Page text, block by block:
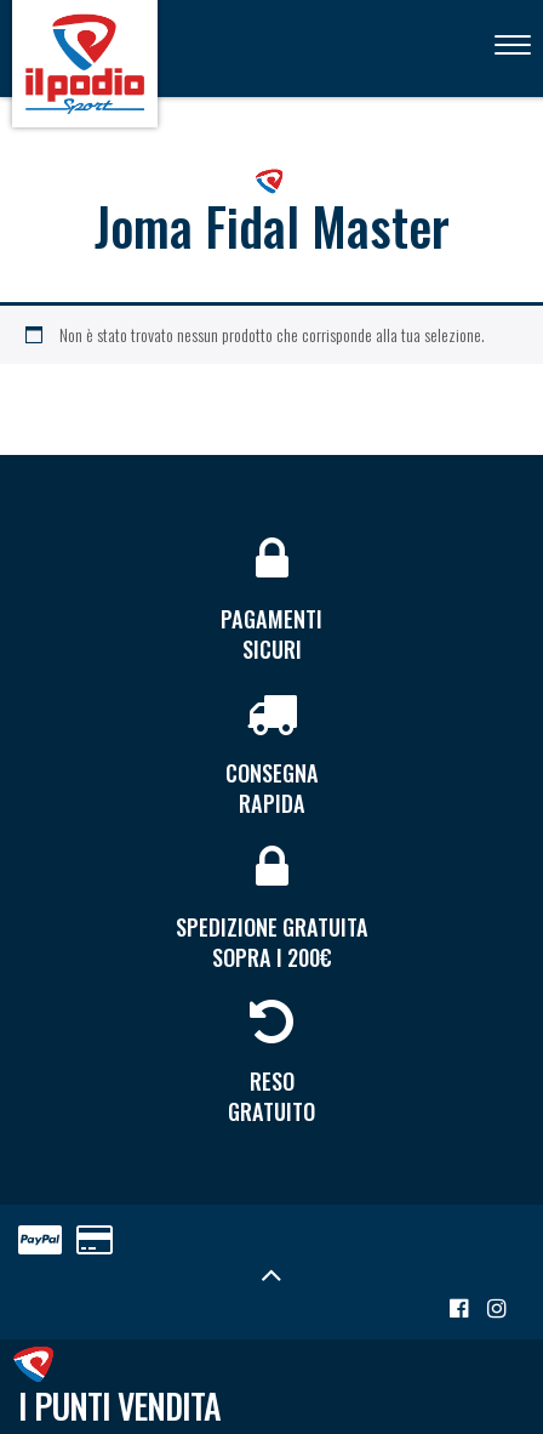
Joma Fidal Master
Non è stato trovato nessun prodotto che corrisponde alla tua selezione.
PAGAMENTI
SICURI
CONSEGNA
RAPIDA
SPEDIZIONE GRATUITA
SOPRA I 200€
RESO
GRATUITO
I PUNTI VENDITA